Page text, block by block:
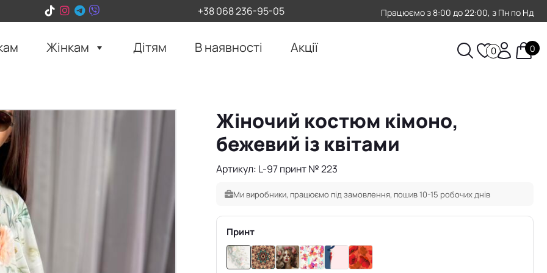
+38 068 236-95-05 Працюємо з 8:00 до 22:00, з Пн по Нд
Жінкам Дітям В наявності Акції 0 0
Жіночий костюм кімоно,
бежевий із квітами
Артикул: L-97 принт № 223
Ми виробники, працюємо під замовлення, пошив 10-15 робочих днів
Принт